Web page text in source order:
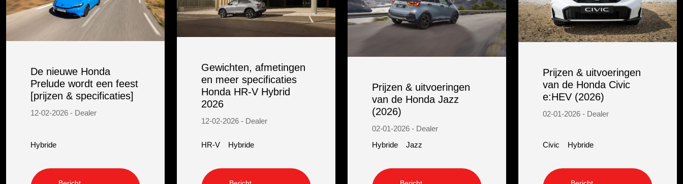
De nieuwe Honda
Prelude wordt een feest
[prijzen & specificaties]
12-02-2026 - Dealer
Hybride
Gewichten, afmetingen
en meer specificaties
Honda HR-V Hybrid
2026
12-02-2026 - Dealer
HR-V Hybride
Prijzen & uitvoeringen
van de Honda Jazz
(2026)
02-01-2026 - Dealer
Hybride
Jazz
Prijzen & uitvoeringen
van de Honda Civic
e:HEV (2026)
02-01-2026 - Dealer
Civic Hybride